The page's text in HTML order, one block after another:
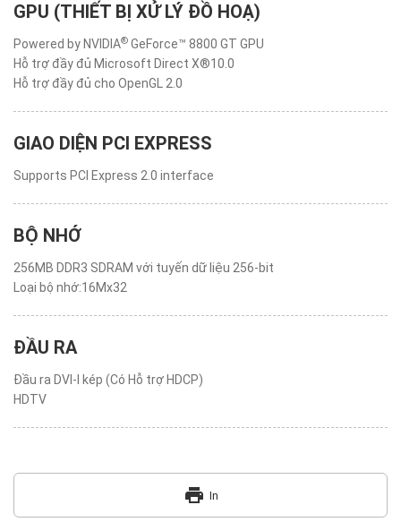
GPU (THIẾT BỊ XỬ LÝ ĐỒ HOẠ)
Powered by NVIDIA® GeForce™ 8800 GT GPU
Hỗ trợ đầy đủ Microsoft Direct X®10.0
Hỗ trợ đầy đủ cho OpenGL 2.0
GIAO DIỆN PCI EXPRESS
Supports PCI Express 2.0 interface
BỘ NHỚ
256MB DDR3 SDRAM với tuyến dữ liệu 256-bit
Loại bộ nhớ:16Mx32
ĐẦU RA
Đầu ra DVI-I kép (Có Hỗ trợ HDCP)
HDTV
print In